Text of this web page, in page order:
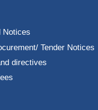
Notices
Tender Notices
directives